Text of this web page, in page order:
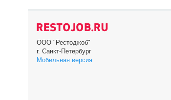
ООО "Рестоджоб"
г. Санкт-Петербург
Мобильная версия